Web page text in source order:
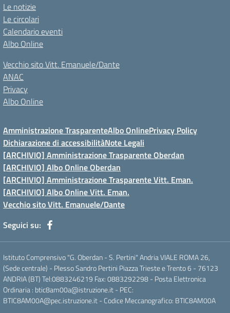
Le notizie
Le circolari
Calendario eventi
Albo Online
Vecchio sito Vitt. Emanuele/Dante
ANAC
Privacy
Albo Online
Amministrazione TrasparenteAlbo OnlinePrivacy Policy
Dichiarazione di accessibilitàNote Legali
[ARCHIVIO] Amministrazione Trasparente Oberdan
[ARCHIVIO] Albo Online Oberdan
[ARCHIVIO] Amministrazione Trasparente Vitt. Eman.
[ARCHIVIO] Albo Online Vitt. Eman.
Vecchio sito Vitt. Emanuele/Dante
Seguici su:
Istituto Comprensivo "G. Oberdan - S. Pertini" Andria VIALE ROMA 26,
(Sede centrale) - Plesso Sandro Pertini Piazza Trieste e Trento 6 - 76123
ANDRIA (BT) Tel:0883246219 Fax: 0883292298 - Posta Elettronica
Ordinaria : btic8am00a@istruzione.it - PEC:
BTIC8AM00A@pec.istruzione.it - Codice Meccanografico: BTIC8AM00A